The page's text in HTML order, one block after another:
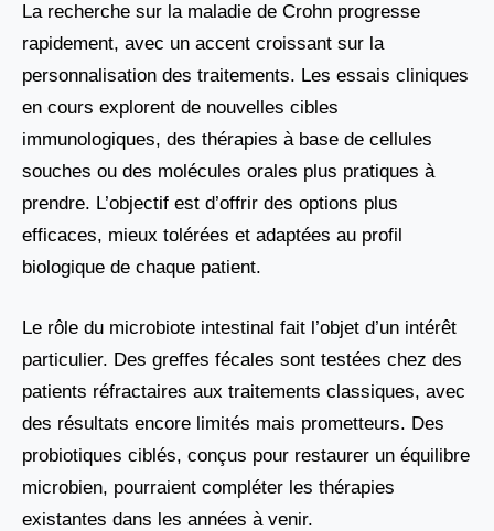
La recherche sur la maladie de Crohn progresse
rapidement, avec un accent croissant sur la
personnalisation des traitements. Les essais cliniques
en cours explorent de nouvelles cibles
immunologiques, des thérapies à base de cellules
souches ou des molécules orales plus pratiques à
prendre. L’objectif est d’offrir des options plus
efficaces, mieux tolérées et adaptées au profil
biologique de chaque patient.
Le rôle du microbiote intestinal fait l’objet d’un intérêt
particulier. Des greffes fécales sont testées chez des
patients réfractaires aux traitements classiques, avec
des résultats encore limités mais prometteurs. Des
probiotiques ciblés, conçus pour restaurer un équilibre
microbien, pourraient compléter les thérapies
existantes dans les années à venir.